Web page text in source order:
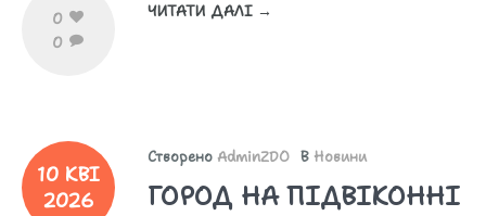
0
0
ЧИТАТИ ДАЛІ →
10 КВІ
2026
Створено AdminZDO В Новини
ГОРОД НА ПІДВІКОННІ